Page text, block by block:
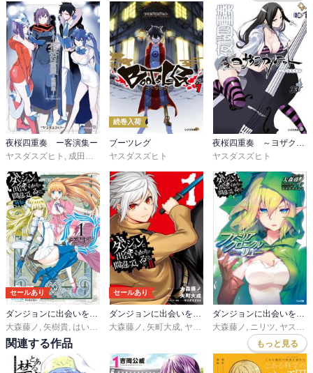
夜桜四重奏 ー客演集ー
ヤスダスズヒト , 成田良悟 大森藤ノ, ＡＴＬＵＳ
続巻入荷
ブーツレグ
ヤスダスズヒト
夜桜四重奏 ～ヨザクラカルテット～（３３）特装版 水着イラスト集付き
ヤスダスズヒト
セールあり
大森藤ノ
矢樹貴 はいむらきよたか , ヤスダスズヒト
セールあり
大森藤ノ
矢町大成 ヤスダスズヒト
大森藤ノ
ニリツ ヤスダスズヒト
関連する作品 もっと見る